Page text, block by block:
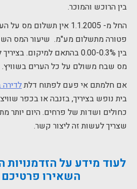
בין הרוכש והמוכר.
החל מ- 1.1.2005 אין תשלום
פטורה מתשלום מע"מ. שיעור המס
בין 0.00-0.3% בהתאם
מס שבח משולם על כל הערים בשוויץ.
אם חלמתם אי פעם לפתוח דלת
בית נופש בציריך, בזנבה או בכפר
כחולים ושדות של פרחים. היום יותר
שצריך לעשות זה ליצור קשר.
לעוד מידע על
השאירו